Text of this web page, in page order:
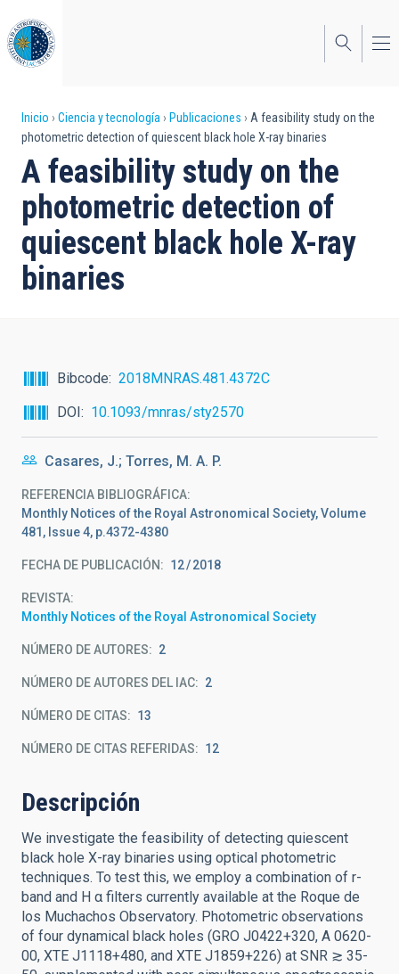
al
contenido
principal
Sobrescribir
enlaces
de
ayuda
a
la
Inicio Ciencia y tecnología Publicaciones
A feasibility study on the
photometric detection of quiescent black hole X-ray binaries
A feasibility study on the
photometric detection of
quiescent black hole X-ray
binaries
Bibcode
2018MNRAS.481.4372C
DOI
10.1093/mnras/sty2570
Casares, J.; Torres, M. A. P.
REFERENCIA BIBLIOGRÁFICA
Monthly Notices of the Royal Astronomical Society, Volume
481, Issue 4, p.4372-4380
FECHA DE PUBLICACIÓN: 12 2018
REVISTA
Monthly Notices of the Royal Astronomical Society
NÚMERO DE AUTORES 2
NÚMERO DE AUTORES DEL IAC 2
NÚMERO DE CITAS 13
NÚMERO DE CITAS REFERIDAS 12
Descripción
We investigate the feasibility of detecting quiescent
black hole X-ray binaries using optical photometric
techniques. To test this, we employ a combination of r-
band and H α filters currently available at the Roque de
los Muchachos Observatory. Photometric observations
of four dynamical black holes (GRO J0422+320, A 0620-
00, XTE J1118+480, and XTE J1859+226) at SNR ≳ 35-